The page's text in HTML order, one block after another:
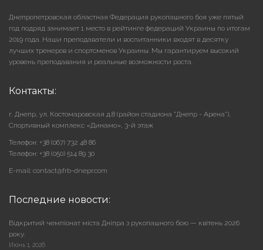
Днепропетровская областная Федерация рукопашного боя уже пятый
год подряд занимает 1 место в рейтинге федераций Украины по итогам
2019 года. Наши преподаватели и воспитанники входят в десятку
лучших тренеров и спортсменов Украины. Мы гарантируем высокий
уровень преподавания и реальные возможности роста.
Контакты:
г. Днепр, ул. Костомаровская д.8 (район стадиона "Днепр - Арена"),
Cпортивный комплекс «Динамо», 3-й этаж
Телефон: +38 (067) 732 48 86
Телефон: +38 (050) 514 89 30
E-mail: contact@frb-dnepr.com
Последние новости:
Відкритий чемпіонат міста Дніпра з рукопашного бою — квітень 2026
року.
Июнь 1, 2026